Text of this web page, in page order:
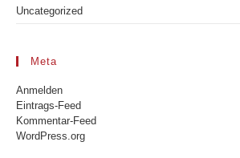
Uncategorized
Meta
Anmelden
Eintrags-Feed
Kommentar-Feed
WordPress.org